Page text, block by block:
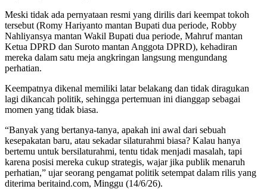
Meski tidak ada pernyataan resmi yang dirilis dari keempat tokoh
tersebut (Romy Hariyanto mantan Bupati dua periode, Robby
Nahliyansya mantan Wakil Bupati dua periode, Mahruf mantan
Ketua DPRD dan Suroto mantan Anggota DPRD), kehadiran
mereka dalam satu meja angkringan langsung mengundang
perhatian.
Keempatnya dikenal memiliki latar belakang dan tidak diragukan
lagi dikancah politik, sehingga pertemuan ini dianggap sebagai
momen yang tidak biasa.
“Banyak yang bertanya-tanya, apakah ini awal dari sebuah
kesepakatan baru, atau sekadar silaturahmi biasa? Kalau hanya
bertemu untuk bersilaturahmi, tentu tidak menjadi masalah, tapi
karena posisi mereka cukup strategis, wajar jika publik menaruh
perhatian,” ujar seorang pengamat politik setempat dalam rilis yang
diterima beritaind.com, Minggu (14/6/26).